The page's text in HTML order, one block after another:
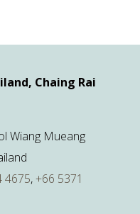
Chaing Rai
Wiang Mueang
4675,+66 5371